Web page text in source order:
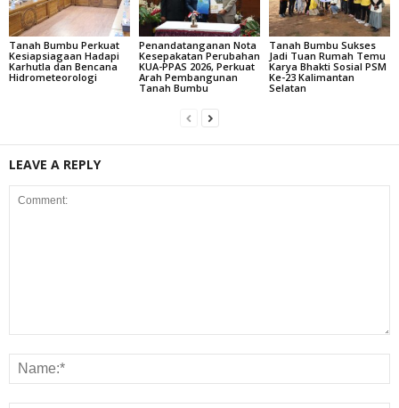
Tanah Bumbu Perkuat
Kesiapsiagaan Hadapi
Karhutla dan Bencana
Hidrometeorologi
Penandatanganan Nota
Kesepakatan Perubahan
KUA-PPAS 2026, Perkuat
Arah Pembangunan
Tanah Bumbu
Tanah Bumbu Sukses
Jadi Tuan Rumah Temu
Karya Bhakti Sosial PSM
Ke-23 Kalimantan
Selatan
LEAVE A REPLY